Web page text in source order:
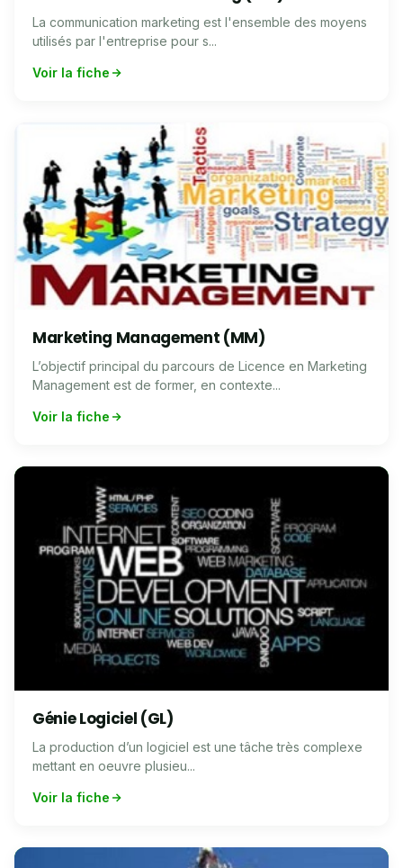
La communication marketing est l'ensemble des moyens
utilisés par l'entreprise pour s...
Voir la fiche
Marketing Management (MM)
L’objectif principal du parcours de Licence en Marketing
Management est de former, en contexte...
Voir la fiche
Génie Logiciel (GL)
La production d’un logiciel est une tâche très complexe
mettant en oeuvre plusieu...
Voir la fiche